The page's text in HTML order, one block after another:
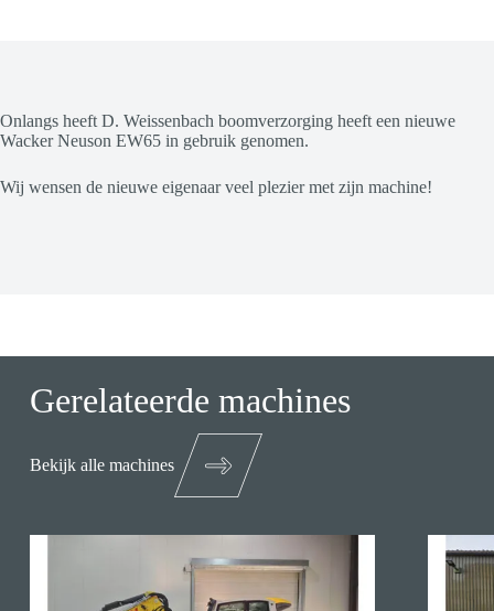
Onlangs heeft D. Weissenbach boomverzorging heeft een nieuwe
Wacker Neuson EW65 in gebruik genomen.
Wij wensen de nieuwe eigenaar veel plezier met zijn machine!
Gerelateerde machines
Bekijk alle machines